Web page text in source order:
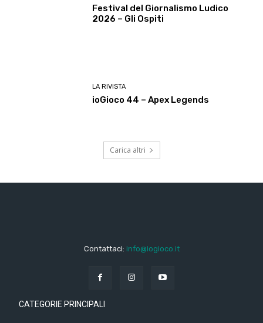
Festival del Giornalismo Ludico
2026 – Gli Ospiti
LA RIVISTA
ioGioco 44 – Apex Legends
Carica altri
Contattaci: info@iogioco.it
CATEGORIE PRINCIPALI